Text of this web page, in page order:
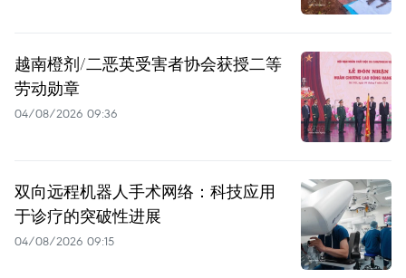
越南橙剂/二恶英受害者协会获授二等
劳动勋章
04/08/2026 09:36
双向远程机器人手术网络：科技应用
于诊疗的突破性进展
04/08/2026 09:15